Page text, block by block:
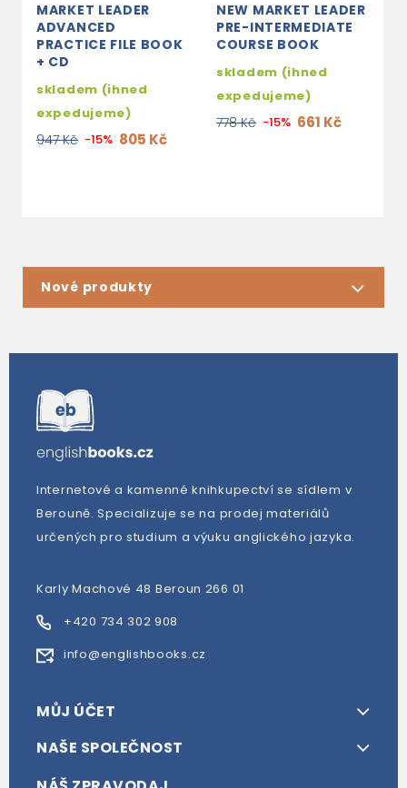
MARKET LEADER
ADVANCED
PRACTICE FILE BOOK
+ CD
skladem (ihned
expedujeme)
947 Kč -15% 805 Kč
NEW MARKET LEADER
PRE-INTERMEDIATE
COURSE BOOK
skladem (ihned
expedujeme)
778 Kč -15% 661 Kč
Nové produkty
Internetové a kamenné knihkupectví se sídlem v
Berouně. Specializuje se na prodej materiálů
určených pro studium a výuku anglického jazyka.
Karly Machové 48 Beroun 266 01
+420 734 302 908
info@englishbooks.cz
MŮJ ÚČET
NAŠE SPOLEČNOST